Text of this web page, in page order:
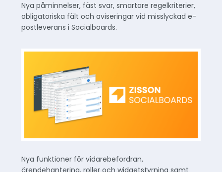
Nya påminnelser, fäst svar, smartare regelkriterier,
obligatoriska fält och aviseringar vid misslyckad e-
postleverans i Socialboards.
Nya funktioner för vidarebefordran,